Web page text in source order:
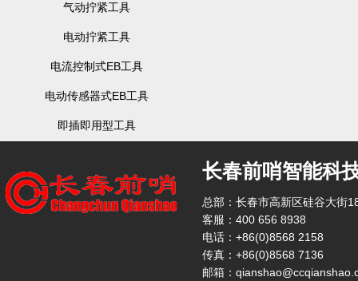
气动拧紧工具
电动拧紧工具
电流控制式EB工具
电动传感器式EB工具
即插即用型工具
长春前哨智能科
总部：长春市高新区硅谷大街
客服：400 656 8938
电话：+86(0)8568 2158
传真：+86(0)8568 7136
邮箱：